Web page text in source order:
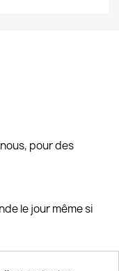
pour des
le jour même si